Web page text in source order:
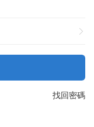
找回密碼